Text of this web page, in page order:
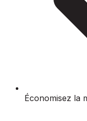
Économisez la